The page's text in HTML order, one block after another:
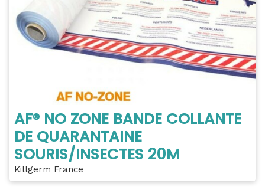
AF® NO ZONE BANDE COLLANTE
DE QUARANTAINE
SOURIS/INSECTES 20M
Killgerm France